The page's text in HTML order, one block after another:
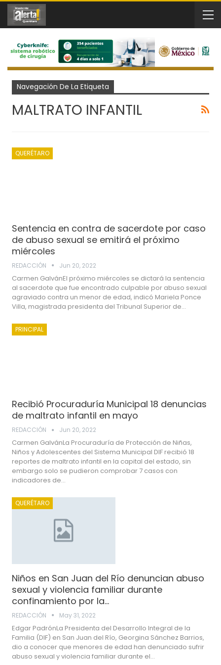
Navegación De La Etiqueta
MALTRATO INFANTIL
QUERÉTARO
Sentencia en contra de sacerdote por caso
de abuso sexual se emitirá el próximo
miércoles
REDACCIÓN Jun 20, 2022
Carmen GalvánEl próximo miércoles se dictará la sentencia
al sacerdote que fue encontrado culpable por abuso sexual
agraviado contra un menor de edad, indicó Mariela Ponce
Villa, magistrada presidenta del Tribunal Superior de…
PRINCIPAL
Recibió Procuraduría Municipal 18 denuncias
de maltrato infantil en mayo
REDACCIÓN Jun 20, 2022
Carmen GalvánLa Procuraduría de Protección de Niñas,
Niños y Adolescentes del Sistema Municipal DIF recibió 18
reportes de maltrato infantil en la capital del estado, sin
embargo solo se pudieron comprobar 7 casos con
indicadores de…
QUERÉTARO
Niños en San Juan del Río denuncian abuso
sexual y violencia familiar durante
confinamiento por la…
REDACCIÓN May 31, 2022
Edgar PadrónLa Presidenta del Desarrollo Integral de la
Familia (DIF) en San Juan del Río, Georgina Sánchez Barrios,
dio a conocer que menores de edad han denunciado sufrir
abuso sexual y violencia familiar durante el…